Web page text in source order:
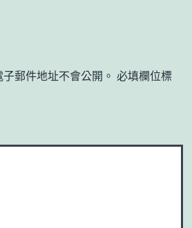
郵件地址不會公開。 必填欄位標